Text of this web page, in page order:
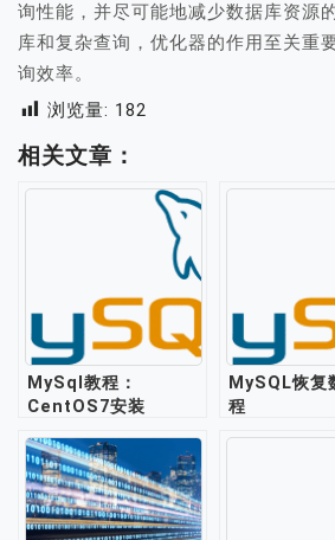
询性能，并尽可能地减少数据库资源
库和复杂查询，优化器的作用至关重
询效率。
浏览量: 182
相关文章：
MySql教程：
CentOS7安装
MySQL恢复
程